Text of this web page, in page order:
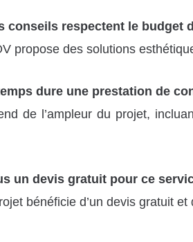
conseils respectent le budget
propose des solutions
dure une prestation de
de l’ampleur du projet,
un devis gratuit pour ce
bénéficie d’un devis gratuit